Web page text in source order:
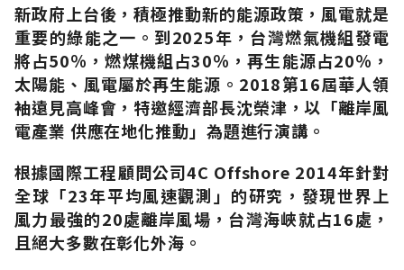
新政府上台後，積極推動新的能源政策，風電就是
重要的綠能之一。到2025年，台灣燃氣機組發電
將占50％，燃煤機組占30％，再生能源占20％，
太陽能、風電屬於再生能源。2018第16屆華人領
袖遠見高峰會，特邀經濟部長沈榮津，以「離岸風
電產業 供應在地化推動」為題進行演講。
根據國際工程顧問公司4C Offshore 2014年針對
全球「23年平均風速觀測」的研究，發現世界上
風力最強的20處離岸風場，台灣海峽就占16處，
且絕大多數在彰化外海。